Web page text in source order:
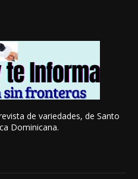
de variedades, de Santo
Dominicana.